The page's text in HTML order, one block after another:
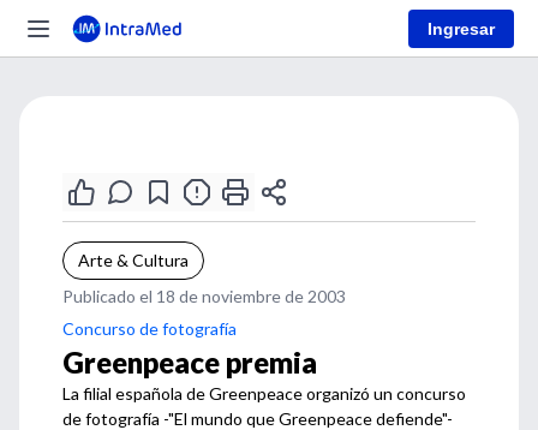
Ingresar
Arte & Cultura
Publicado el 18 de noviembre de 2003
Concurso de fotografía
Greenpeace premia
La filial española de Greenpeace organizó un concurso
de fotografía -"El mundo que Greenpeace defiende"-